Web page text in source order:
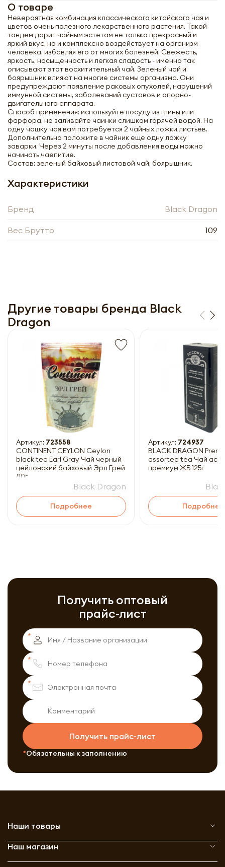
О товаре
Невероятная комбинация классического китайского чая и
цветов очень полезного лекарственного растения. Такой
тандем дарит чайным эстетам не только прекрасный и
яркий вкус, но и комплексно воздействует на организм
человека, избавляя его от многих болезней. Свежесть,
яркость, насыщенность и легкая сладость - именно так
описывают этот восхитительный чай. Зеленый чай и
боярышник влияют на многие системы организма. Они
предупреждают появление раковых опухолей, нарушений
иммунной системы, заболеваний суставов и опорно-
двигательного аппарата.
Способ применения: используйте посуду из глины или
фарфора, не заливайте чаинки слишком горячей водой. На
одну чашку чая вам потребуется 2 чайных ложки листьев.
Дополнительно положите в чайник еще одну ложку
заварки. Через 2 минуты после добавления воды можно
начинать чаепитие.
Состав: зеленый байховый листовой чай, боярышник.
Характеристики
Бренд Black Dragon
Вес Брутто 109
Другие товары бренда Black
Dragon
Артикул: 723558
CONTINENT CEYLON Ceylon
black tea Earl Gray Чай черный
цейлонский байховый Эрл Грей
80г
Black Dragon
Подробнее
Артикул: 724937
BLACK DRAGON
assorted tea Чай
премиум ЖБ 125г
Подробнее
Получить оптовый
прайс-лист
Получить прайс-лист
Обязательны к заполнению
Обязательны к заполнению
Наши товары
Наш магазин